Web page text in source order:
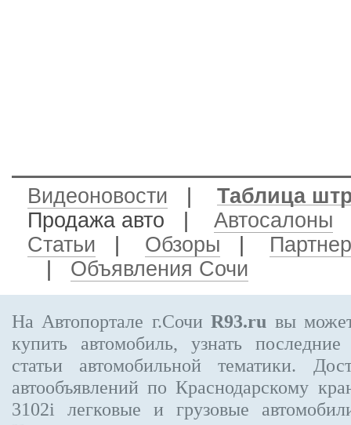
Видеоновости
Таблица
Продажа авто
Автосалоны
Статьи
Обзоры
Объявления Сочи
На Автопортале г.СочиR93.ru вы
купить автомобиль, узнать
статьи автомобильной тематики.
автообъявлений по Краснодарскому
3102i легковые и грузовые